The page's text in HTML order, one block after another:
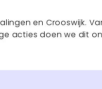
en Crooswijk.
acties doen we dit